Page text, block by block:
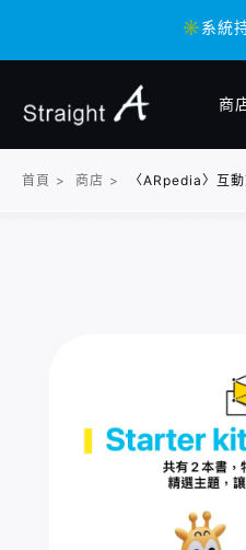
✳️系統
✳️系統
商
首頁 > 商店 > 〈ARpedia〉互